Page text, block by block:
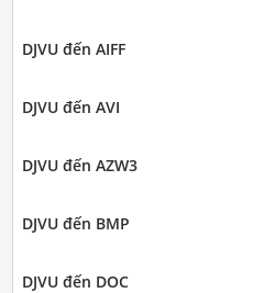
DJVU đến AIFF
DJVU đến AVI
DJVU đến AZW3
DJVU đến BMP
DJVU đến DOC